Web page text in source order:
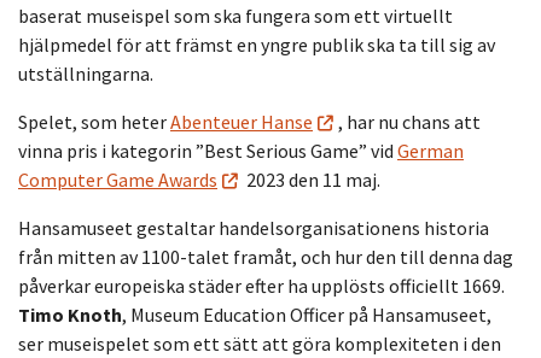
baserat museispel som ska fungera som ett virtuellt
hjälpmedel för att främst en yngre publik ska ta till sig av
utställningarna.
Spelet, som heterAbenteuer Hanse
, har nu chans att
vinna pris i kategorin ”Best Serious Game” vid German
Computer Game Awards
2023 den 11 maj.
Hansamuseet gestaltar handelsorganisationens historia
från mitten av 1100-talet framåt, och hur den till denna dag
påverkar europeiska städer efter ha upplösts officiellt 1669.
Timo Knoth, Museum Education Officer på Hansamuseet,
ser museispelet som ett sätt att göra komplexiteten i den